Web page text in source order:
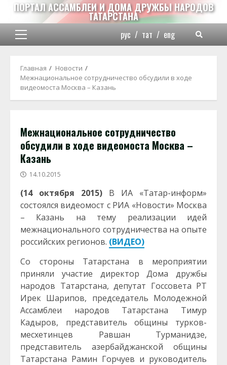
Перейти
содержимому
ПОРТАЛ АССАМБЛЕИ И ДОМА ДРУЖБЫ НАРОДОВ
ТАТАРСТАНА
Основное
рус / тат / eng
Главная
Новости
Межнациональное сотрудничество обсудили в ходе
видеомоста Москва – Казань
Межнациональное сотрудничество
обсудили в ходе видеомоста Москва –
Казань
14.10.2015
(14 октября 2015) В
ИА «Татар-информ»
состоялся видеомост с РИА «Новости» Москва
– Казань на тему реализации идей
межнационального сотрудничества на опыте
российских регионов. (ВИДЕО)
Со стороны Татарстана в мероприятии
приняли участие директор Дома дружбы
народов Татарстана, депутат Госсовета РТ
Ирек Шарипов, председатель Молодежной
Ассамблеи народов Татарстана Тимур
Кадыров, представитель общины турков-
месхетинцев Равшан Турманидзе,
представитель азербайджанской общины
Татарстана Рамин Горчуев и руководитель